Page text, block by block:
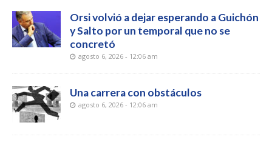
Orsi volvió a dejar esperando a Guichón
y Salto por un temporal que no se
concretó
agosto 6, 2026 - 12:06 am
Una carrera con obstáculos
agosto 6, 2026 - 12:06 am